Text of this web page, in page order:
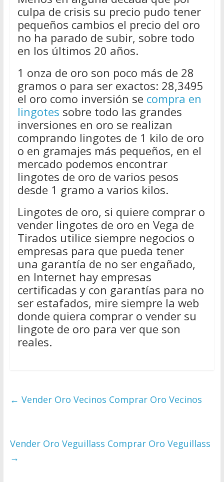
culpa de crisis su precio pudo tener
pequeños cambios el precio del oro
no ha parado de subir, sobre todo
en los últimos 20 años.
1 onza de oro son poco más de 28
gramos o para ser exactos: 28,3495
el oro como inversión se compra en
lingotes sobre todo las grandes
inversiones en oro se realizan
comprando lingotes de 1 kilo de oro
o en gramajes más pequeños, en el
mercado podemos encontrar
lingotes de oro de varios pesos
desde 1 gramo a varios kilos.
Lingotes de oro, si quiere comprar o
vender lingotes de oro en Vega de
Tirados utilice siempre negocios o
empresas para que pueda tener
una garantía de no ser engañado,
en Internet hay empresas
certificadas y con garantías para no
ser estafados, mire siempre la web
donde quiera comprar o vender su
lingote de oro para ver que son
reales.
← Vender Oro Vecinos Comprar Oro Vecinos
Vender Oro Veguillass Comprar Oro Veguillass
→